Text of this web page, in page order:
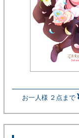
お一人様 ２点まで